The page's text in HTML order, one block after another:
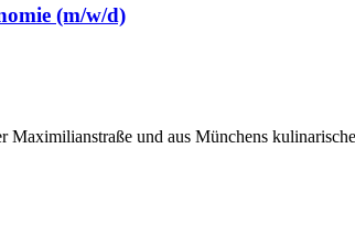
(m/w/d)
Maximilianstraße und aus Münchens